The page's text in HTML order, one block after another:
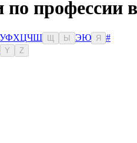
по профессии
УФХЦЧШ Ы ЭЮ Я
#
Y Z